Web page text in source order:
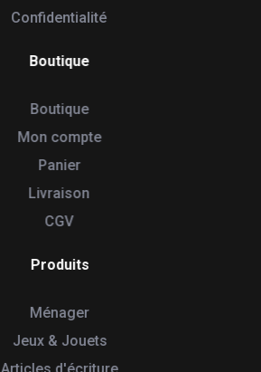
Confidentialité
Boutique
Boutique
Mon compte
Panier
Livraison
CGV
Produits
Ménager
Jeux & Jouets